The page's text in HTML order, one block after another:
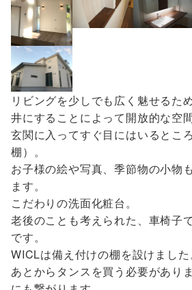
リビングを少しでも広く魅せるた
井にすることによって開放的な空
玄関に入ってすぐ目にはいるとこ
棚）。
お子様の絵や写真、季節物の小物
ます。
こだわりの洗面化粧台。
老後のことも考えられた、車椅子
です。
WICLは備え付けの棚を設けました
あとからタンスを買う必要があり